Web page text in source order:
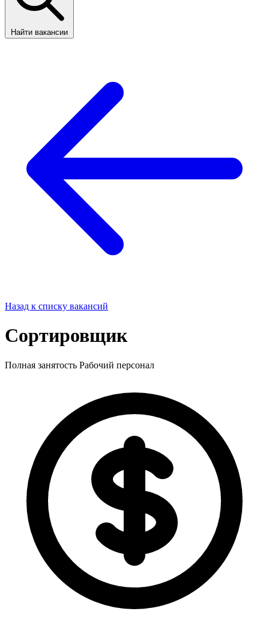
Найти вакансии
Назад к списку вакансий
Сортировщик
Полная занятость Рабочий персонал